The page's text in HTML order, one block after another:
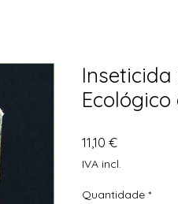
Inseticida
11,10 €Preço
IVA incl.
Quantidade *